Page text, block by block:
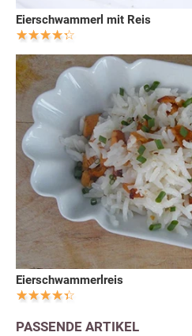
Eierschwammerl mit Reis
Eierschwammerlreis
PASSENDE ARTIKEL